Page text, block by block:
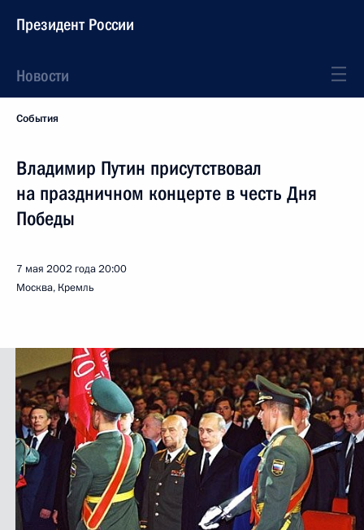
Президент России
Новости
События
Владимир Путин присутствовал
на праздничном концерте в честь Дня
Победы
7 мая 2002 года20:00
Москва, Кремль